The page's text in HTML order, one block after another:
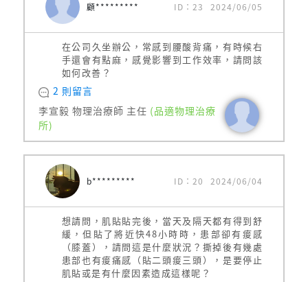
顧********* ID：23 2024/06/05
在公司久坐辦公，常感到腰酸背痛，有時候右
手還會有點麻，感覺影響到工作效率，請問該
如何改善？
2 則留言
李宣毅 物理治療師 主任 (品適物理治療
所)
b********* ID：20 2024/06/04
想請問，肌貼貼完後，當天及隔天都有得到舒
緩，但貼了將近快48小時時，患部卻有痠感
（膝蓋），請問這是什麼狀況？撕掉後有幾處
患部也有痠痛感（貼二頭痠三頭），是要停止
肌貼或是有什麼因素造成這樣呢？